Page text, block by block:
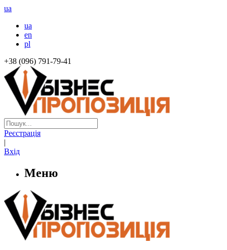
ua
ua
en
pl
+38 (096) 791-79-41
Реєстрація
|
Вхід
Меню